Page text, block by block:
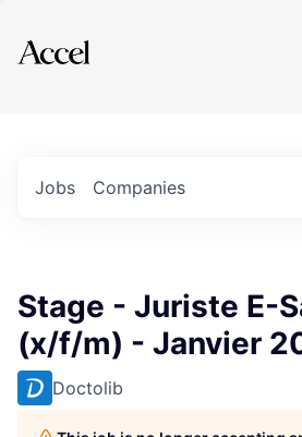
Explore
Jobs Companies
Stage - Juriste E-
(x/f/m) - Janvier
Doctolib